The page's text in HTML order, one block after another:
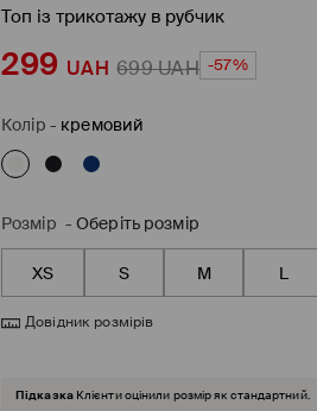
Топ із трикотажу в рубчик
299 UAH 699UAH -57%
Колір - кремовий
Розмір -Оберіть розмір
XS S M L
Довідник розмірів
Підказка Клієнти оцінили розмір як стандартний.